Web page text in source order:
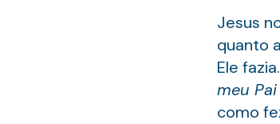
Jesus
quanto
Ele
meu Pai
como